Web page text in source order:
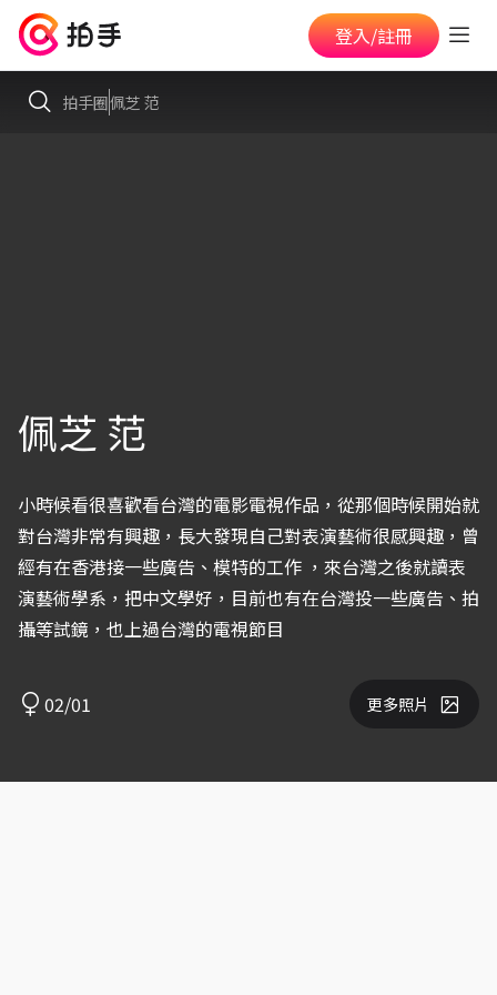
登入/註冊
拍手圈佩芝 范
佩芝 范
小時候看很喜歡看台灣的電影電視作品，從那個時候開始就
對台灣非常有興趣，長大發現自己對表演藝術很感興趣，曾
經有在香港接一些廣告、模特的工作 ，來台灣之後就讀表
演藝術學系，把中文學好，目前也有在台灣投一些廣告、拍
攝等試鏡，也上過台灣的電視節目
02/01 更多照片